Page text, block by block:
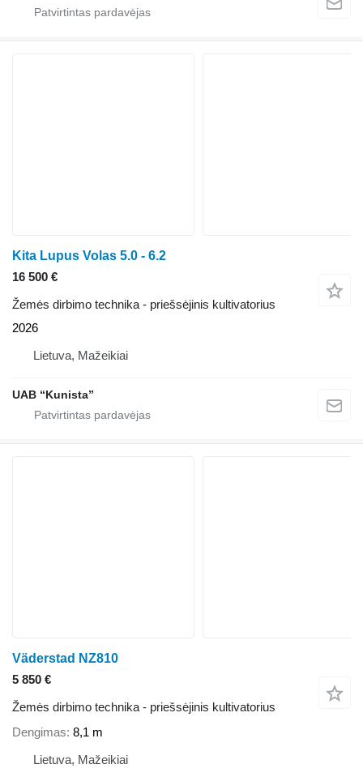
Kita Lupus Volas 5.0 - 6.2
16 500 €
Žemės dirbimo technika - priešsėjinis kultivatorius
2026
Lietuva, Mažeikiai
UAB “Kunista”
Väderstad NZ810
5 850 €
Žemės dirbimo technika - priešsėjinis kultivatorius
Dengimas 8,1 m
Lietuva, Mažeikiai